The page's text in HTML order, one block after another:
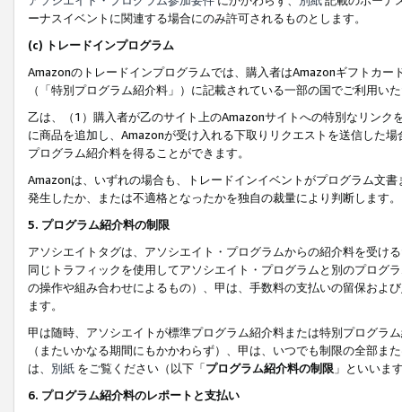
ーナスイベントに関連する場合にのみ許可されるものとします。
(c) トレードインプログラム
Amazonのトレードインプログラムでは、購入者はAmazonギフトカ
（「特別プログラム紹介料」）に記載されている一部の国でご利用い
乙は、（1）購入者が乙のサイト上のAmazonサイトへの特別なリン
に商品を追加し、Amazonが受け入れる下取りリクエストを送信した
プログラム紹介料を得ることができます。
Amazonは、いずれの場合も、トレードインイベントがプログラム文
発生したか、または不適格となったかを独自の裁量により判断します。
5. プログラム紹介料の制限
アソシエイトタグは、アソシエイト・プログラムからの紹介料を受け
同じトラフィックを使用してアソシエイト・プログラムと別のプログ
の操作や組み合わせによるもの）、甲は、手数料の支払いの留保およ
ます。
甲は随時、アソシエイトが標準プログラム紹介料または特別プログラ
（またいかなる期間にもかかわらず）、甲は、いつでも制限の全部
は、 別紙 をご覧ください（以下「プログラム紹介料の制限 」といいま
6. プログラム紹介料のレポートと支払い